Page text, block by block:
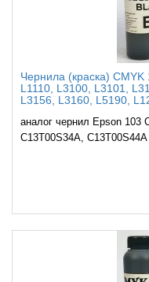
Чернила (краска)
L1110, L3100, L3101,
L3156, L3160, L5190,
аналог чернил Epson 103
C13T00S34A,